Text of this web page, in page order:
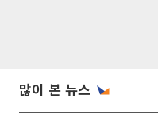
많이 본 뉴스